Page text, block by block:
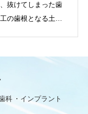
抜けてしまった歯
の歯根となる土台
歯科大学インプラ
科 インプラント